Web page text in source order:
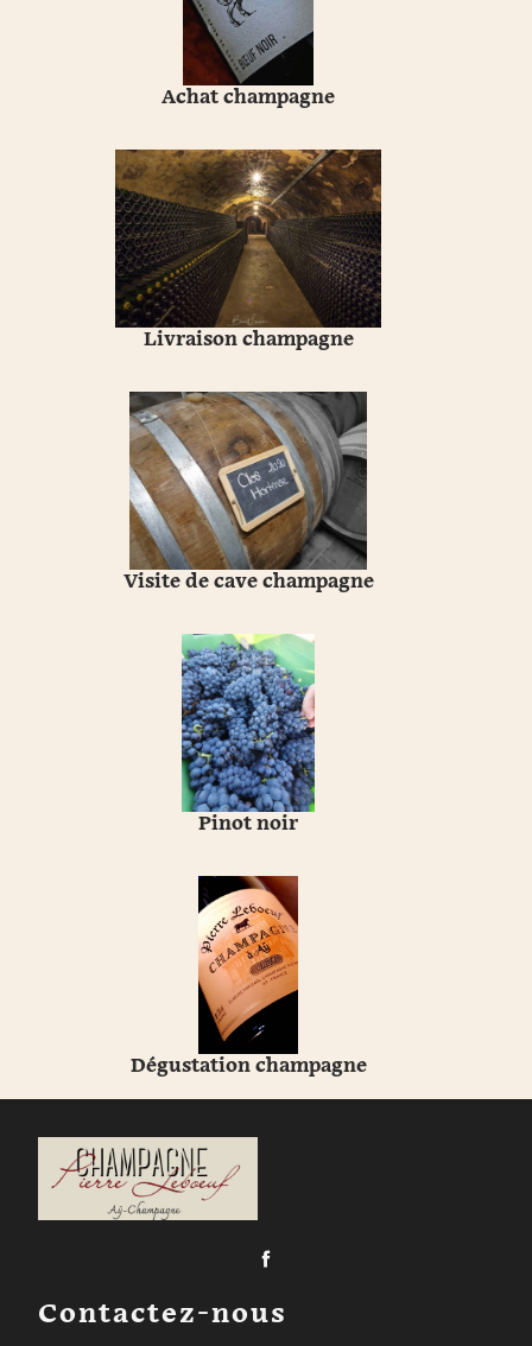
Achat champagne
Livraison champagne
Visite de cave champagne
Pinot noir
Dégustation champagne
Contactez-nous